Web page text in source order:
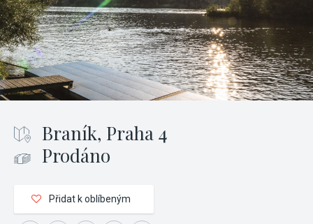
Braník, Praha 4
Prodáno
Přidat k oblíbeným